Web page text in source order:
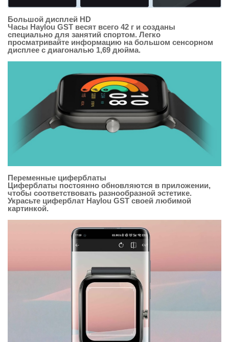
Большой дисплей HD
Часы Haylou GST весят всего 42 г и созданы
специально для занятий спортом. Легко
просматривайте информацию на большом сенсорном
дисплее с диагональю 1,69 дюйма.
Переменные циферблаты
Циферблаты постоянно обновляются в приложении,
чтобы соответствовать разнообразной эстетике.
Украсьте циферблат Haylou GST своей любимой
картинкой.